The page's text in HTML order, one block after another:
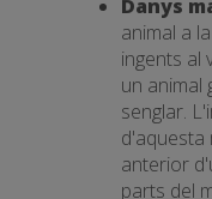
Danys
animal a
ingents al
un animal
senglar.
d'aquesta
anterior
parts del